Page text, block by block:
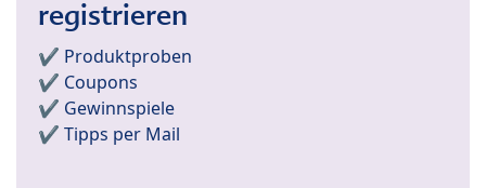
registrieren
✔️ Produktproben
✔️ Coupons
✔️ Gewinnspiele
✔️ Tipps per Mail